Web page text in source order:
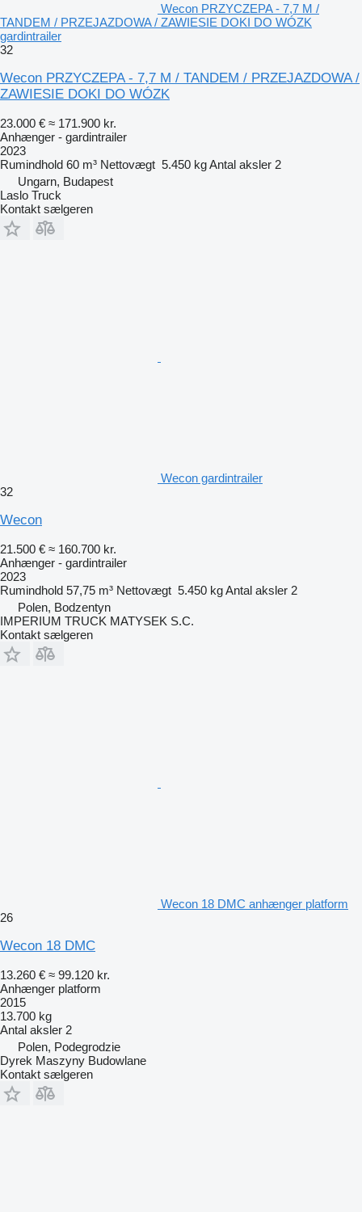
Wecon PRZYCZEPA - 7,7 M /
TANDEM / PRZEJAZDOWA / ZAWIESIE DOKI DO WÓZK
gardintrailer
32
Wecon PRZYCZEPA - 7,7 M / TANDEM / PRZEJAZDOWA /
ZAWIESIE DOKI DO WÓZK
23.000 € ≈ 171.900 kr.
Anhænger - gardintrailer
2023
Rumindhold 60 m³ Nettovægt 5.450 kgAntal aksler 2
Ungarn, Budapest
Laslo Truck
Kontakt sælgeren
Wecon gardintrailer
32
Wecon
21.500 € ≈ 160.700 kr.
Anhænger - gardintrailer
2023
Rumindhold 57,75 m³ Nettovægt 5.450 kgAntal aksler 2
Polen, Bodzentyn
IMPERIUM TRUCK MATYSEK S.C.
Kontakt sælgeren
Wecon 18 DMC anhænger platform
26
Wecon 18 DMC
13.260 € ≈ 99.120 kr.
Anhænger platform
2015
13.700 kg
Antal aksler 2
Polen, Podegrodzie
Dyrek Maszyny Budowlane
Kontakt sælgeren